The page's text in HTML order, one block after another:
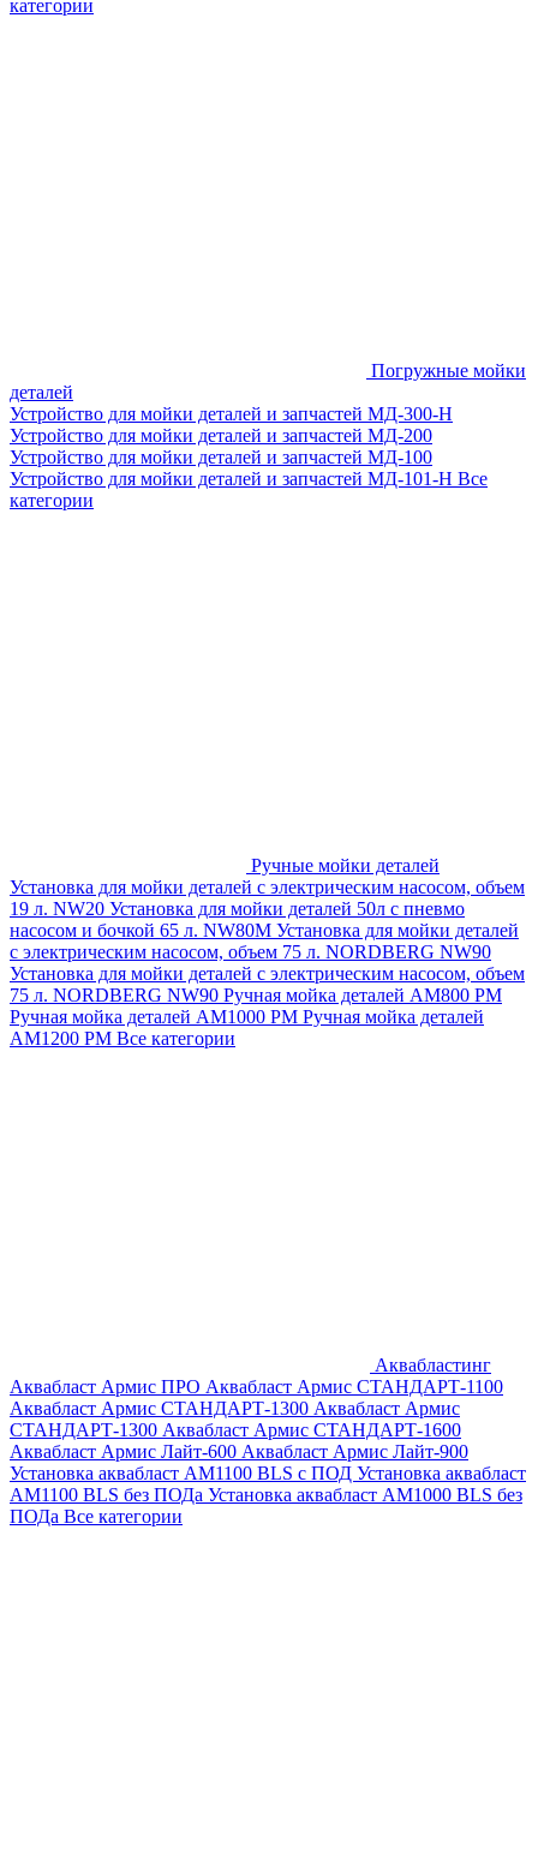
категории
Погружные мойки
деталей
Устройство для мойки деталей и запчастей МД-300-H
Устройство для мойки деталей и запчастей МД-200
Устройство для мойки деталей и запчастей МД-100
Устройство для мойки деталей и запчастей МД-101-Н Все
категории
Ручные мойки деталей
Установка для мойки деталей с электрическим насосом, объем
19 л. NW20 Установка для мойки деталей 50л с пневмо
насосом и бочкой 65 л. NW80M Установка для мойки деталей
с электрическим насосом, объем 75 л. NORDBERG NW90
Установка для мойки деталей с электрическим насосом, объем
75 л. NORDBERG NW90 Ручная мойка деталей АМ800 РМ
Ручная мойка деталей АМ1000 РМ Ручная мойка деталей
АМ1200 РМ Все категории
Аквабластинг
Аквабласт Армис ПРО Аквабласт Армис СТАНДАРТ-1100
Аквабласт Армис СТАНДАРТ-1300 Аквабласт Армис
СТАНДАРТ-1300 Аквабласт Армис СТАНДАРТ-1600
Аквабласт Армис Лайт-600 Аквабласт Армис Лайт-900
Установка аквабласт AM1100 BLS с ПОД Установка аквабласт
AM1100 BLS без ПОДа Установка аквабласт AM1000 BLS без
ПОДа Все категории